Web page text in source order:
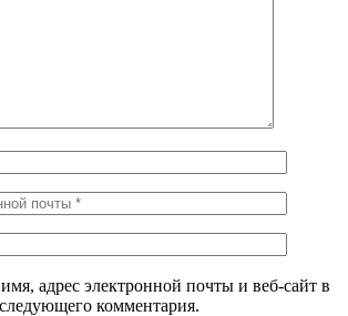
адрес электронной почты и веб-сайт в
комментария.